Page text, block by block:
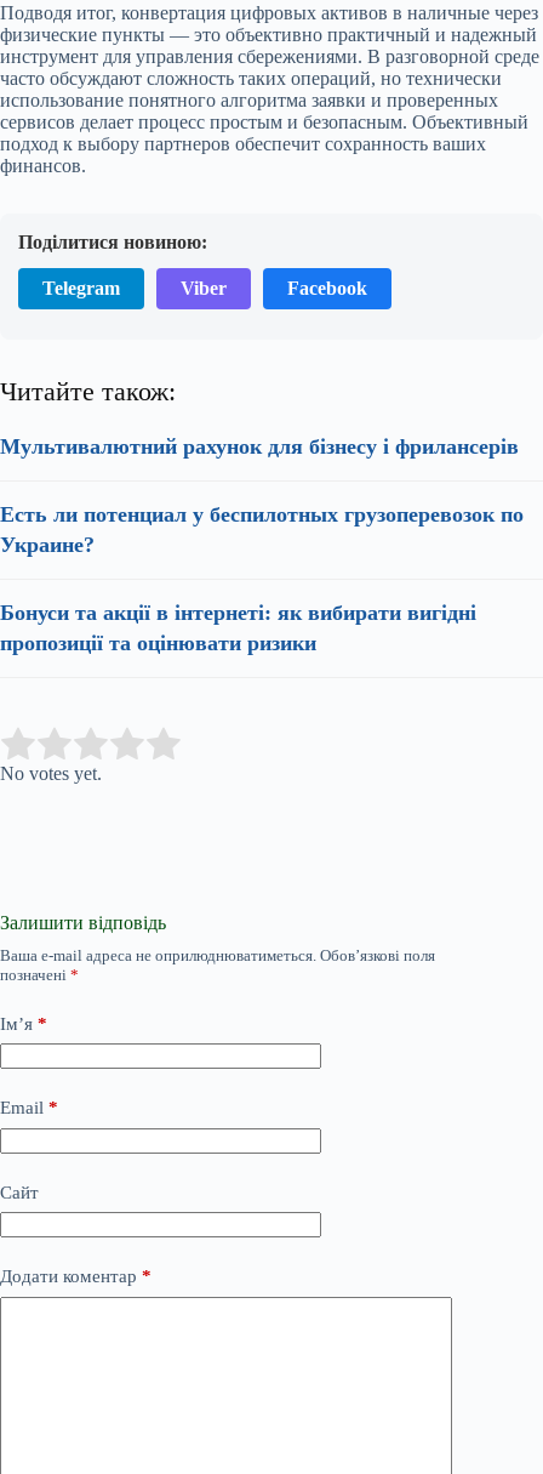
Подводя итог, конвертация цифровых активов в наличные через
физические пункты — это объективно практичный и надежный
инструмент для управления сбережениями. В разговорной среде
часто обсуждают сложность таких операций, но технически
использование понятного алгоритма заявки и проверенных
сервисов делает процесс простым и безопасным. Объективный
подход к выбору партнеров обеспечит сохранность ваших
финансов.
Поділитися новиною:
Telegram Viber Facebook
Читайте також:
Мультивалютний рахунок для бізнесу і фрилансерів
Есть ли потенциал у беспилотных грузоперевозок по
Украине?
Бонуси та акції в інтернеті: як вибирати вигідні
пропозиції та оцінювати ризики
Rate this item:
No votes yet.
Залишити відповідь
Ваша e-mail адреса не оприлюднюватиметься. Обов’язкові поля
позначені *
Ім’я *
Email *
Сайт
Додати коментар *